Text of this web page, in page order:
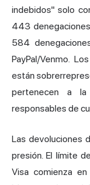
indebidos" solo
443
584
PayPal/Venmo.
están
pertenecen a
responsables de
Las devoluciones
presión. El límite
Visa comienza